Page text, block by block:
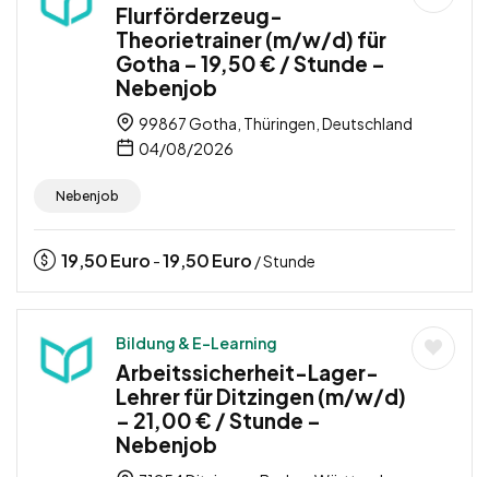
Flurförderzeug-
Theorietrainer (m/w/d) für
Gotha – 19,50 € / Stunde –
Nebenjob
99867 Gotha, Thüringen, Deutschland
04/08/2026
Nebenjob
19,50Euro -19,50Euro / Stunde
Bildung & E-Learning
Arbeitssicherheit-Lager-
Lehrer für Ditzingen (m/w/d)
– 21,00 € / Stunde –
Nebenjob